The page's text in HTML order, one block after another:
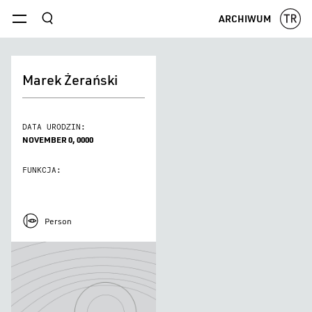
menu szukaj ARCHIWUM
Marek Żerański
DATA URODZIN:
NOVEMBER 0, 0000
FUNKCJA:
Person